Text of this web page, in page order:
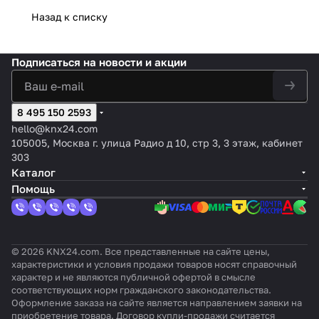
X4
2, 1
RGB
группы
мест
ный
Назад к списку
Подписаться на новости и акции
8 495 150 2593
hello@knx24.com
105005, Москва г. улица Радио д 10, стр 3, 3 этаж, кабинет
303
Каталог
Помощь
© 2026 KNX24.com. Все представленные на сайте цены,
характеристики и условия продажи товаров носят справочный
характер и не являются публичной офертой в смысле
соответствующих норм гражданского законодательства.
Оформление заказа на сайте является направлением заявки на
приобретение товара. Договор купли-продажи считается